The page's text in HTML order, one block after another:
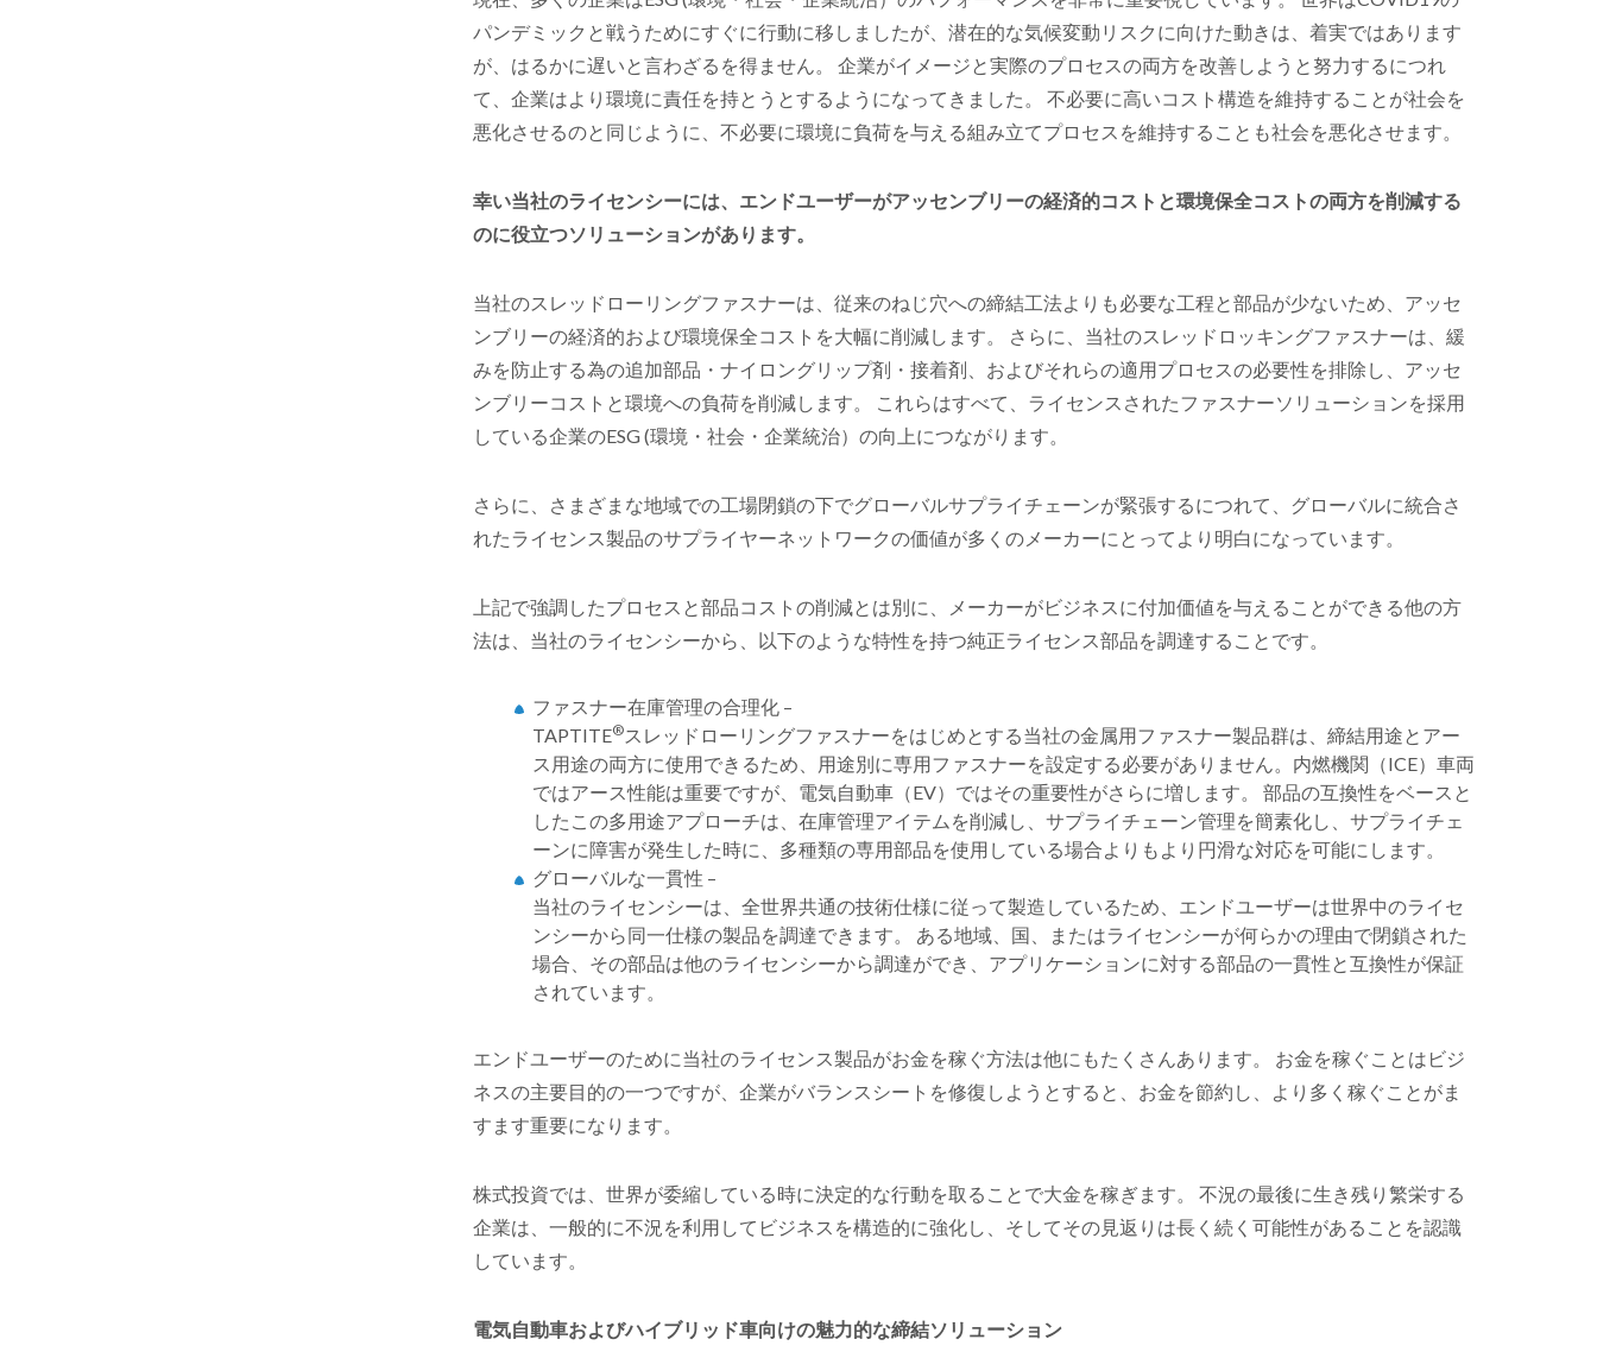
パンデミックと戦うためにすぐに行動に移しましたが、潜在的な気候変動リスクに向けた動きは、着実ではあります
が、はるかに遅いと言わざるを得ません。 企業がイメージと実際のプロセスの両方を改善しようと努力するにつれ
て、企業はより環境に責任を持とうとするようになってきました。 不必要に高いコスト構造を維持することが社会を
悪化させるのと同じように、不必要に環境に負荷を与える組み立てプロセスを維持することも社会を悪化させます。
幸い当社のライセンシーには、エンドユーザーがアッセンブリーの経済的コストと環境保全コストの両方を削減する
のに役立つソリューションがあります。
当社のスレッドローリングファスナーは、従来のねじ穴への締結工法よりも必要な工程と部品が少ないため、アッセ
ンブリーの経済的および環境保全コストを大幅に削減します。 さらに、当社のスレッドロッキングファスナーは、緩
みを防止する為の追加部品・ナイロングリップ剤・接着剤、およびそれらの適用プロセスの必要性を排除し、アッセ
ンブリーコストと環境への負荷を削減します。 これらはすべて、ライセンスされたファスナーソリューションを採用
している企業のESG (環境・社会・企業統治）の向上につながります。
さらに、さまざまな地域での工場閉鎖の下でグローバルサプライチェーンが緊張するにつれて、グローバルに統合さ
れたライセンス製品のサプライヤーネットワークの価値が多くのメーカーにとってより明白になっています。
上記で強調したプロセスと部品コストの削減とは別に、メーカーがビジネスに付加価値を与えることができる他の方
法は、当社のライセンシーから、以下のような特性を持つ純正ライセンス部品を調達することです。
ファスナー在庫管理の合理化 –
TAPTITE®スレッドローリングファスナーをはじめとする当社の金属用ファスナー製品群は、締結用途とアー
ス用途の両方に使用できるため、用途別に専用ファスナーを設定する必要がありません。内燃機関（ICE）車両
ではアース性能は重要ですが、電気自動車（EV）ではその重要性がさらに増します。 部品の互換性をベースと
したこの多用途アプローチは、在庫管理アイテムを削減し、サプライチェーン管理を簡素化し、サプライチェ
ーンに障害が発生した時に、多種類の専用部品を使用している場合よりもより円滑な対応を可能にします。
グローバルな一貫性 –
当社のライセンシーは、全世界共通の技術仕様に従って製造しているため、エンドユーザーは世界中のライセ
ンシーから同一仕様の製品を調達できます。 ある地域、国、またはライセンシーが何らかの理由で閉鎖された
場合、その部品は他のライセンシーから調達ができ、アプリケーションに対する部品の一貫性と互換性が保証
されています。
エンドユーザーのために当社のライセンス製品がお金を稼ぐ方法は他にもたくさんあります。 お金を稼ぐことはビジ
ネスの主要目的の一つですが、企業がバランスシートを修復しようとすると、お金を節約し、より多く稼ぐことがま
すます重要になります。
株式投資では、世界が委縮している時に決定的な行動を取ることで大金を稼ぎます。 不況の最後に生き残り繁栄する
企業は、一般的に不況を利用してビジネスを構造的に強化し、そしてその見返りは長く続く可能性があることを認識
しています。
電気自動車およびハイブリッド車向けの魅力的な締結ソリューション